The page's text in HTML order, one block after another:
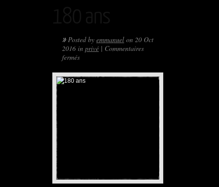
» Posted by emmanuel on 20 Oct
2016 in privé | Commentaires
ferméssur
ans